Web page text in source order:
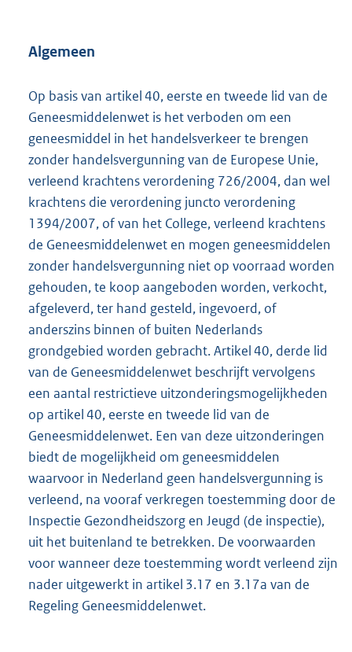
Algemeen
Op basis van artikel 40, eerste en tweede lid van de
Geneesmiddelenwet is het verboden om een
geneesmiddel in het handelsverkeer te brengen
zonder handelsvergunning van de Europese Unie,
verleend krachtens verordening 726/2004, dan wel
krachtens die verordening juncto verordening
1394/2007, of van het College, verleend krachtens
de Geneesmiddelenwet en mogen geneesmiddelen
zonder handelsvergunning niet op voorraad worden
gehouden, te koop aangeboden worden, verkocht,
afgeleverd, ter hand gesteld, ingevoerd, of
anderszins binnen of buiten Nederlands
grondgebied worden gebracht. Artikel 40, derde lid
van de Geneesmiddelenwet beschrijft vervolgens
een aantal restrictieve uitzonderingsmogelijkheden
op artikel 40, eerste en tweede lid van de
Geneesmiddelenwet. Een van deze uitzonderingen
biedt de mogelijkheid om geneesmiddelen
waarvoor in Nederland geen handelsvergunning is
verleend, na vooraf verkregen toestemming door de
Inspectie Gezondheidszorg en Jeugd (de inspectie),
uit het buitenland te betrekken. De voorwaarden
voor wanneer deze toestemming wordt verleend zijn
nader uitgewerkt in artikel 3.17 en 3.17a van de
Regeling Geneesmiddelenwet.